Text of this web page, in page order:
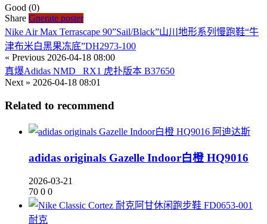
Good (0)
Share Gnerate poster
Nike Air Max Terrascape 90”Sail/Black”山川地形系列慢跑鞋“牛
津布米白黑果冻底”DH2973-100
« Previous 2026-04-18 08:00
真爆Adidas NMD _RX1 虎扑版本 B37650
Next » 2026-04-18 08:01
Related to recommend
阿迪达斯
adidas originals Gazelle Indoor白橙 HQ9016
2026-03-21
70 0 0
耐克